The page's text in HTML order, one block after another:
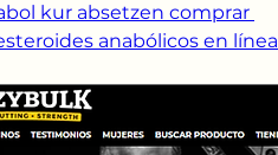
kur absetzen comprar
anabólicos en línea